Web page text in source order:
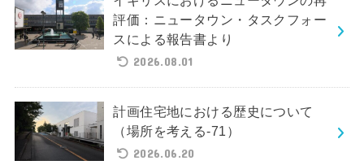
評価：ニュータウン・タスクフォー
スによる報告書より
2026.08.01
計画住宅地における歴史について
（場所を考える-71）
2026.06.20